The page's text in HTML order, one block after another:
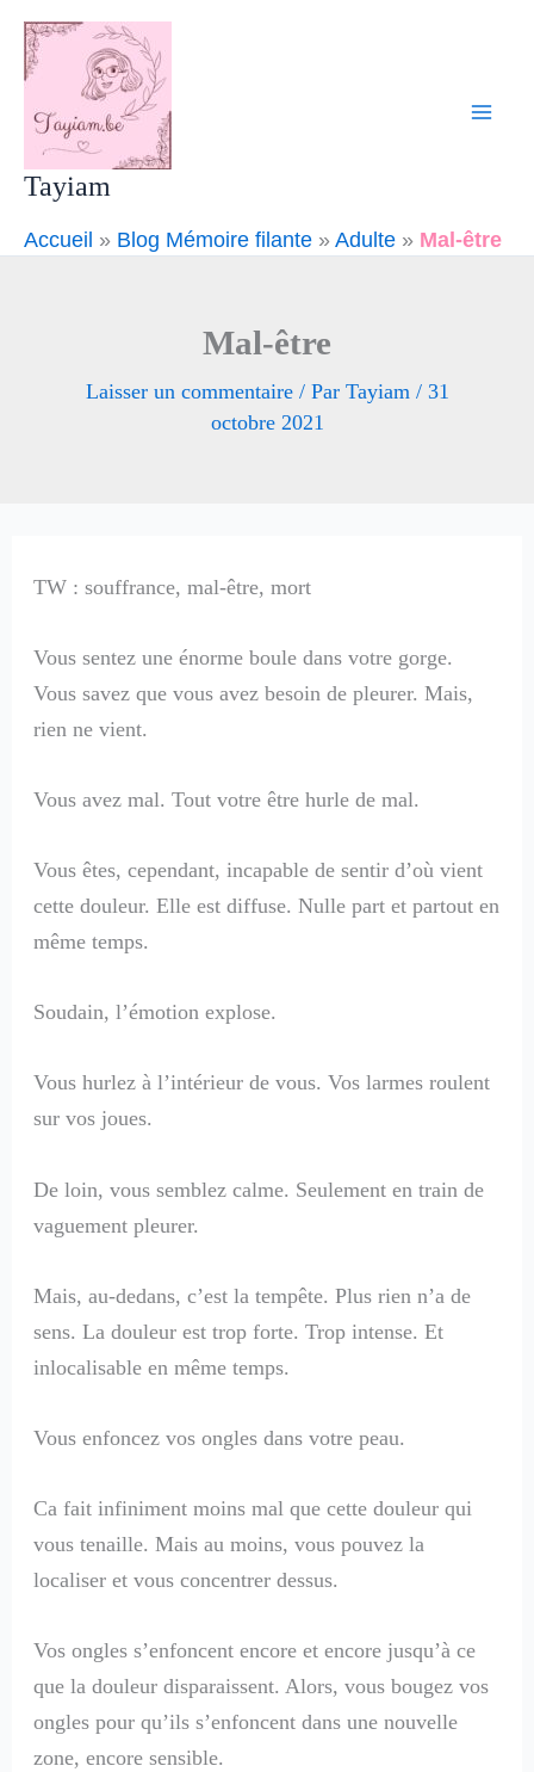
Aller
contenu
Tayiam
Accueil » Blog Mémoire filante »Adulte » Mal-être
Mal-être
Laisser un commentaire / Par Tayiam / 31
octobre 2021
TW : souffrance, mal-être, mort
Vous sentez une énorme boule dans votre gorge.
Vous savez que vous avez besoin de pleurer. Mais,
rien ne vient.
Vous avez mal. Tout votre être hurle de mal.
Vous êtes, cependant, incapable de sentir d’où vient
cette douleur. Elle est diffuse. Nulle part et partout en
même temps.
Soudain, l’émotion explose.
Vous hurlez à l’intérieur de vous. Vos larmes roulent
sur vos joues.
De loin, vous semblez calme. Seulement en train de
vaguement pleurer.
Mais, au-dedans, c’est la tempête. Plus rien n’a de
sens. La douleur est trop forte. Trop intense. Et
inlocalisable en même temps.
Vous enfoncez vos ongles dans votre peau.
Ca fait infiniment moins mal que cette douleur qui
vous tenaille. Mais au moins, vous pouvez la
localiser et vous concentrer dessus.
Vos ongles s’enfoncent encore et encore jusqu’à ce
que la douleur disparaissent. Alors, vous bougez vos
ongles pour qu’ils s’enfoncent dans une nouvelle
zone, encore sensible.